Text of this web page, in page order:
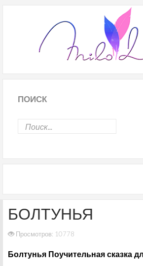
ПОИСК
БОЛТУНЬЯ
Просмотров: 10778
Болтунья Поучительная сказка